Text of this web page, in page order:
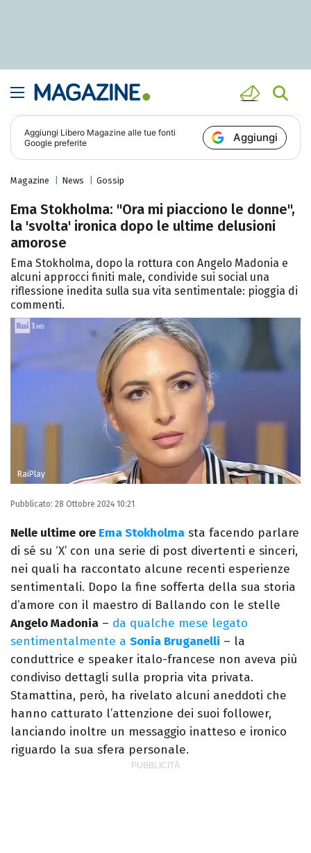
Aggiungi Libero Magazine alle tue fonti
Google preferite
Aggiungi
Magazine News Gossip
Ema Stokholma: "Ora mi piacciono le donne",
la 'svolta' ironica dopo le ultime delusioni
amorose
Ema Stokholma, dopo la rottura con Angelo Madonia e
alcuni approcci finiti male, condivide sui social una
riflessione inedita sulla sua vita sentimentale: pioggia di
commenti.
RaiPlay
Pubblicato: 28 Ottobre 2024 10:21
Nelle ultime ore Ema Stokholma sta facendo parlare
di sé su ‘X’ con una serie di post divertenti e sinceri,
nei quali ha raccontato alcune recenti esperienze
sentimentali. Dopo la fine sofferta della sua storia
d’amore con il maestro di Ballando con le stelle
Angelo Madonia – da qualche mese legato
sentimentalmente a Sonia Bruganelli – la
conduttrice e speaker italo-francese non aveva più
condiviso dettagli sulla propria vita privata.
Stamattina, però, ha rivelato alcuni aneddoti che
hanno catturato l’attenzione dei suoi follower,
lanciando inoltre un messaggio inatteso e ironico
riguardo la sua sfera personale.